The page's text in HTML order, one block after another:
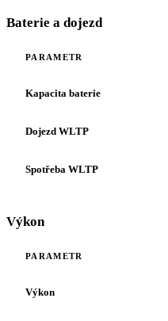
Baterie a dojezd
PARAMETR
Kapacita baterie
Dojezd WLTP
Spotřeba WLTP
Výkon
PARAMETR
Výkon